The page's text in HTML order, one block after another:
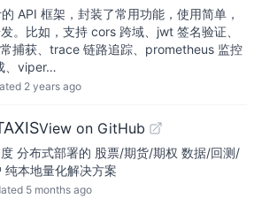
API 框架，封装了常用功能，使用简单，
。比如，支持 cors 跨域、jwt 签名验证、
捕获、trace 链路追踪、prometheus 监控
、viper…
2 years ago
View on GitHub
分布式部署的 股票/期货/期权 数据/回测/
本地量化解决方案
5 months ago